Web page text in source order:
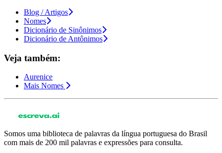
Blog / Artigos
Nomes
Dicionário de Sinônimos
Dicionário de Antônimos
Veja também:
Aurenice
Mais Nomes
Somos uma biblioteca de palavras da língua portuguesa do Brasil
com mais de 200 mil palavras e expressões para consulta.